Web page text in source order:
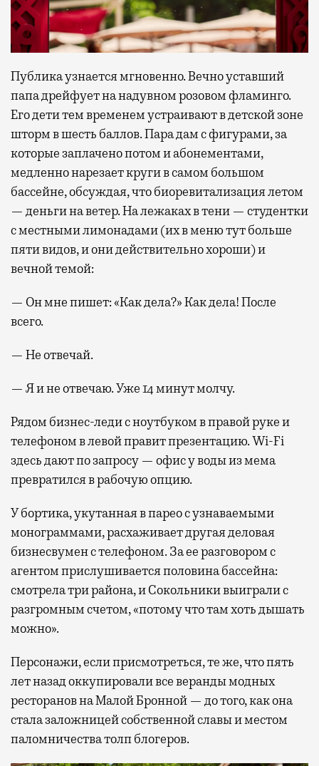
Публика узнается мгновенно. Вечно уставший
папа дрейфует на надувном розовом фламинго.
Его дети тем временем устраивают в детской зоне
шторм в шесть баллов. Пара дам с фигурами, за
которые заплачено потом и абонементами,
медленно нарезает круги в самом большом
бассейне, обсуждая, что биоревитализация летом
— деньги на ветер. На лежаках в тени — студентки
с местными лимонадами (их в меню тут больше
пяти видов, и они действительно хороши) и
вечной темой:
— Он мне пишет: «Как дела?» Как дела! После
всего.
— Не отвечай.
— Я и не отвечаю. Уже 14 минут молчу.
Рядом бизнес-леди с ноутбуком в правой руке и
телефоном в левой правит презентацию. Wi-Fi
здесь дают по запросу — офис у воды из мема
превратился в рабочую опцию.
У бортика, укутанная в парео с узнаваемыми
монограммами, расхаживает другая деловая
бизнесвумен с телефоном. За ее разговором с
агентом прислушивается половина бассейна:
смотрела три района, и Сокольники выиграли с
разгромным счетом, «потому что там хоть дышать
можно».
Персонажи, если присмотреться, те же, что пять
лет назад оккупировали все веранды модных
ресторанов на Малой Бронной — до того, как она
стала заложницей собственной славы и местом
паломничества толп блогеров.